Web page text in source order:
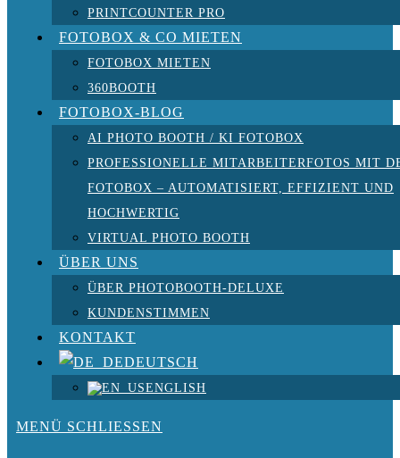
PRINTCOUNTER PRO
FOTOBOX & CO MIETEN
FOTOBOX MIETEN
360BOOTH
FOTOBOX-BLOG
AI PHOTO BOOTH / KI FOTOBOX
PROFESSIONELLE MITARBEITERFOTOS MIT
FOTOBOX – AUTOMATISIERT, EFFIZIENT UND
HOCHWERTIG
VIRTUAL PHOTO BOOTH
ÜBER UNS
ÜBER PHOTOBOOTH-DELUXE
KUNDENSTIMMEN
KONTAKT
DEUTSCH
ENGLISH
MENÜ SCHLIESSEN